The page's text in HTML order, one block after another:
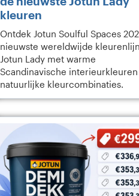
kleuren
Ontdek Jotun Soulful Spaces
nieuwste wereldwijde
Jotun Lady met warme
Scandinavische interieurkleuren
natuurlijke kleurcombinaties.